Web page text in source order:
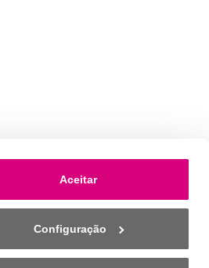
Aceitar
Configuração